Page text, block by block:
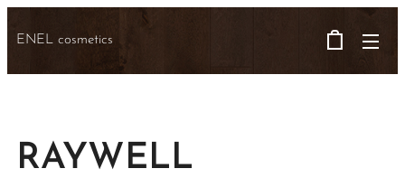
ENEL cosmetics
RAYWELL